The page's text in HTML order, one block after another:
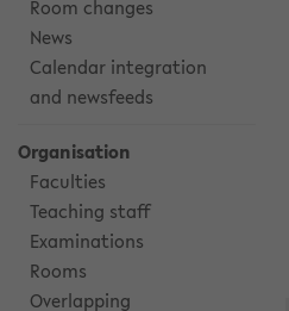
Room changes
News
Calendar integration
and newsfeeds
Organisation
Faculties
Teaching staff
Examinations
Rooms
Overlapping